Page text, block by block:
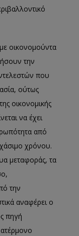
οικονομούντα
την
που
ούτως
οικονομικής
να έχει
από
χρόνου.
μεταφοράς, τα
την
αναφέρει ο
πηγή